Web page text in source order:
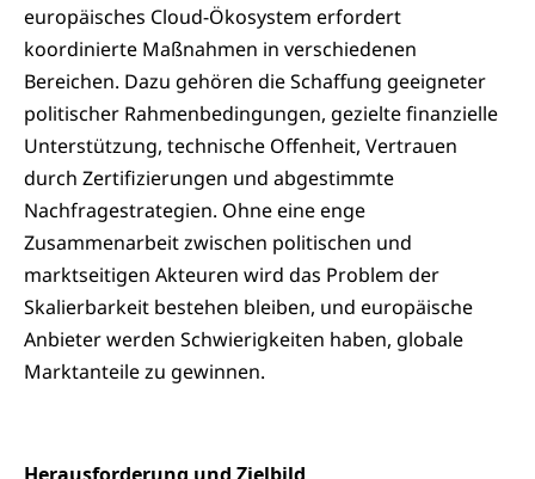
europäisches Cloud-Ökosystem erfordert
koordinierte Maßnahmen in verschiedenen
Bereichen. Dazu gehören die Schaffung geeigneter
politischer Rahmenbedingungen, gezielte finanzielle
Unterstützung, technische Offenheit, Vertrauen
durch Zertifizierungen und abgestimmte
Nachfragestrategien. Ohne eine enge
Zusammenarbeit zwischen politischen und
marktseitigen Akteuren wird das Problem der
Skalierbarkeit bestehen bleiben, und europäische
Anbieter werden Schwierigkeiten haben, globale
Marktanteile zu gewinnen.